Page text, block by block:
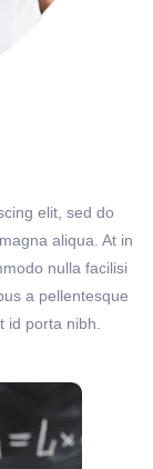
elit, sed do
aliqua. At in
nulla facilisi
a pellentesque
porta nibh.